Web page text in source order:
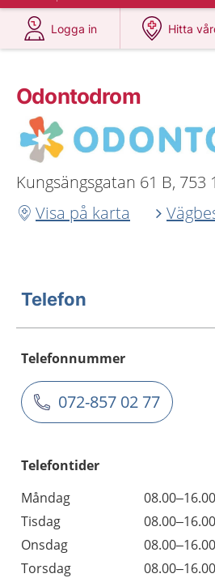
Logga in
på 1177.se
Hitta
på
Odontodrom
Kungsängsgatan 61 B, 753
Visa på karta
Telefon
Telefonnummer
072-857 02 77
Telefontider
Måndag
08.00–16.00
Tisdag
08.00–16.00
Onsdag
08.00–16.00
Torsdag
08.00–16.00